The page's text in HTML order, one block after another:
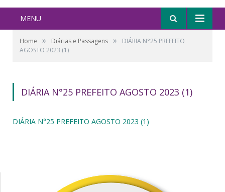
MENU
Home » Diárias e Passagens »
DIÁRIA N°25 PREFEITO
AGOSTO 2023 (1)
DIÁRIA N°25 PREFEITO AGOSTO 2023 (1)
DIÁRIA N°25 PREFEITO AGOSTO 2023 (1)